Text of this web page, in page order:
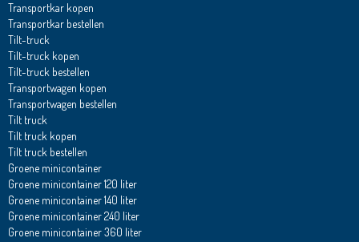
Transportkar kopen
Transportkar bestellen
Tilt-truck
Tilt-truck kopen
Tilt-truck bestellen
Transportwagen kopen
Transportwagen bestellen
Tilt truck
Tilt truck kopen
Tilt truck bestellen
Groene minicontainer
Groene minicontainer 120 liter
Groene minicontainer 140 liter
Groene minicontainer 240 liter
Groene minicontainer 360 liter